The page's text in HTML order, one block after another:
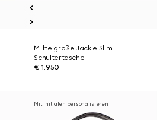
Mittelgroße Jackie Slim
Schultertasche
€ 1.950
Mit Initialen personalisieren